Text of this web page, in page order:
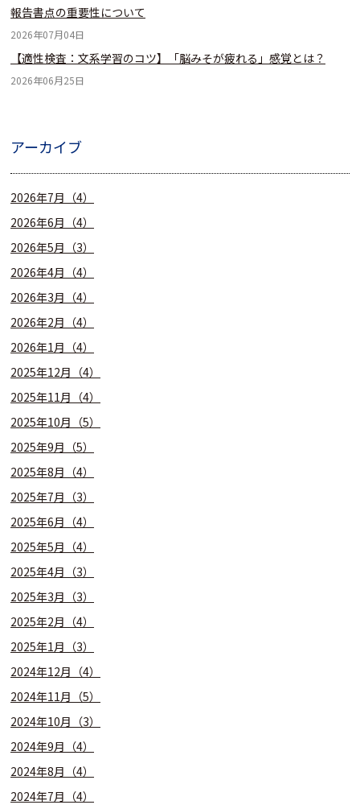
報告書点の重要性について
2026年07月04日
【適性検査：文系学習のコツ】「脳みそが疲れる」感覚とは？
2026年06月25日
アーカイブ
2026年7月（4）
2026年6月（4）
2026年5月（3）
2026年4月（4）
2026年3月（4）
2026年2月（4）
2026年1月（4）
2025年12月（4）
2025年11月（4）
2025年10月（5）
2025年9月（5）
2025年8月（4）
2025年7月（3）
2025年6月（4）
2025年5月（4）
2025年4月（3）
2025年3月（3）
2025年2月（4）
2025年1月（3）
2024年12月（4）
2024年11月（5）
2024年10月（3）
2024年9月（4）
2024年8月（4）
2024年7月（4）